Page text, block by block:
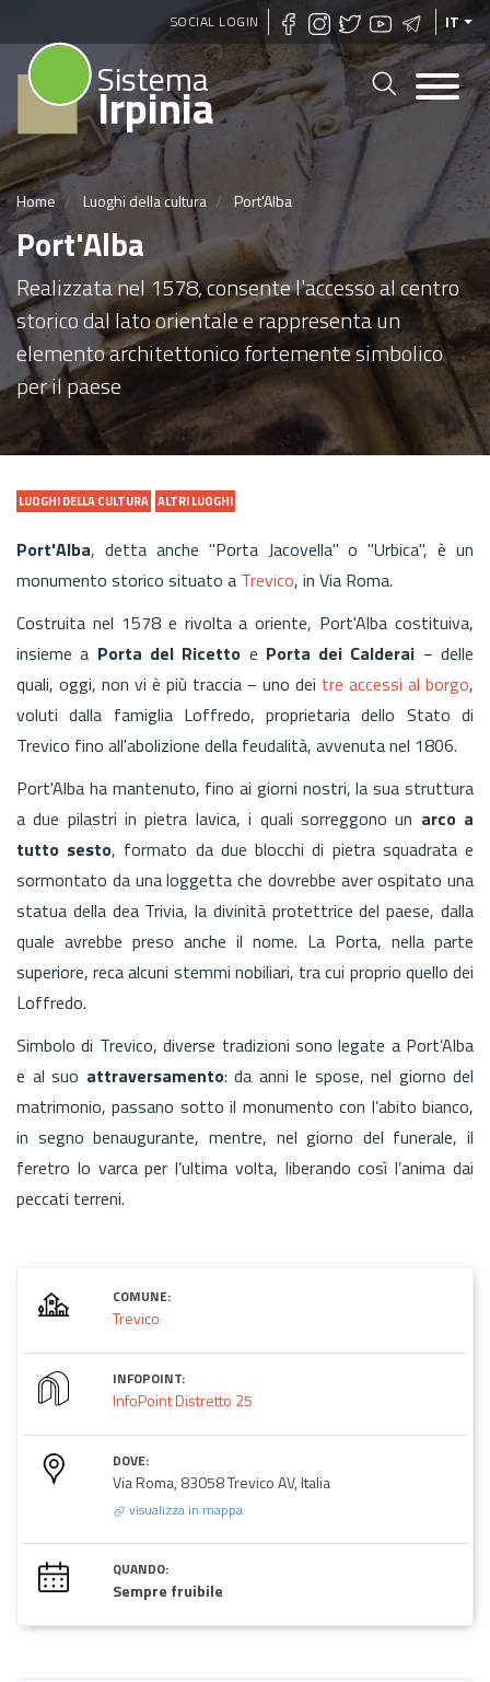
Salta
al
contenuto
principale
SOCIAL LOGIN IT
Sistema
Irpinia
Home Luoghi della cultura Port'Alba
Port'Alba
Realizzata nel 1578, consente l'accesso al centro
storico dal lato orientale e rappresenta un
elemento architettonico fortemente simbolico
per il paese
LUOGHI DELLA CULTURA ALTRI LUOGHI
Port'Alba, detta anche "Porta Jacovella" o "Urbica", è un
monumento storico situato a Trevico, in Via Roma.
Costruita nel 1578 e rivolta a oriente, Port'Alba costituiva,
insieme a Porta del Ricetto e Porta dei Calderai − delle
quali, oggi, non vi è più traccia − uno dei tre accessi al borgo,
voluti dalla famiglia Loffredo, proprietaria dello Stato di
Trevico fino all'abolizione della feudalità, avvenuta nel 1806.
Port'Alba ha mantenuto, fino ai giorni nostri, la sua struttura
a due pilastri in pietra lavica, i quali sorreggono un arco a
tutto sesto, formato da due blocchi di pietra squadrata e
sormontato da una loggetta che dovrebbe aver ospitato una
statua della dea Trivia, la divinità protettrice del paese, dalla
quale avrebbe preso anche il nome. La Porta, nella parte
superiore, reca alcuni stemmi nobiliari, tra cui proprio quello dei
Loffredo.
Simbolo di Trevico, diverse tradizioni sono legate a Port’Alba
e al suo attraversamento: da anni le spose, nel giorno del
matrimonio, passano sotto il monumento con l’abito bianco,
in segno benaugurante, mentre, nel giorno del funerale, il
feretro lo varca per l’ultima volta, liberando così l’anima dai
peccati terreni.
COMUNE:
Trevico
INFOPOINT:
InfoPoint Distretto 25
DOVE:
Via Roma, 83058 Trevico AV, Italia
visualizza in mappa
QUANDO:
Sempre fruibile